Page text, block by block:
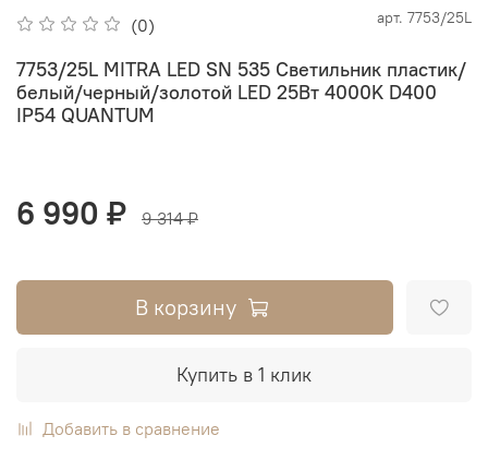
(0) арт. 7753/25L
7753/25L MITRA LED SN 535 Светильник пластик/
белый/черный/золотой LED 25Вт 4000K D400
IP54 QUANTUM
6 990 ₽ 9 314 ₽
В корзину
Купить в 1 клик
Добавить в сравнение